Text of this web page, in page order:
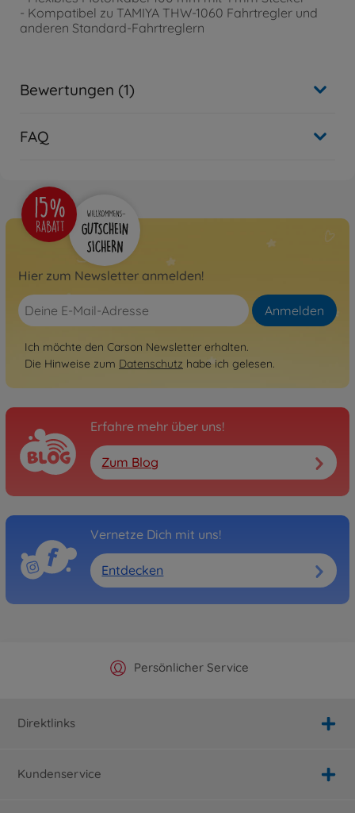
- Kompatibel zu TAMIYA THW-1060 Fahrtregler und
anderen Standard-Fahrtreglern
Bewertungen (1)
FAQ
Hier zum Newsletter anmelden!
Anmelden
Ich möchte den Carson Newsletter erhalten.
Die Hinweise zum Datenschutz habe ich gelesen.
Erfahre mehr über uns!
Zum Blog
Vernetze Dich mit uns!
Entdecken
Offizieller Hersteller Shop
Persönlicher Service
Versandkostenfrei ab 25€
Schnelle Lieferung
Direktlinks
Kundenservice